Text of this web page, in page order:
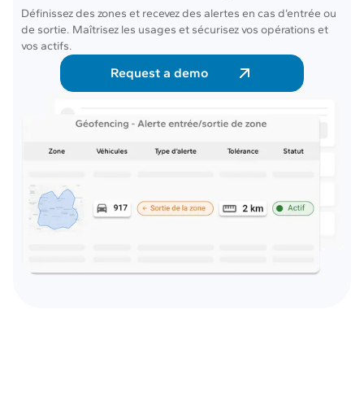
Définissez des zones et recevez des alertes en cas d’entrée ou
de sortie. Maîtrisez les usages et sécurisez vos opérations et
vos actifs.
Request a demo